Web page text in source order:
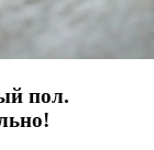
пол.